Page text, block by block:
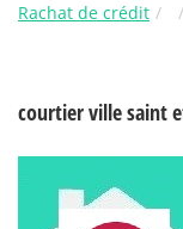
Rachat de crédit
courtier ville saint